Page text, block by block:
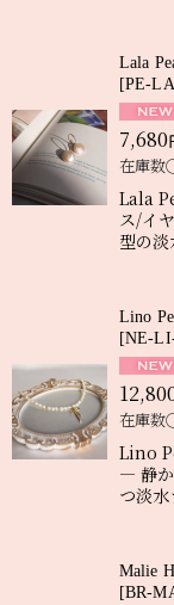
Lala
[PE-
7,680
在庫
Lala
ス/イ
型の
Lino
[NE-
在庫
Lino
― 静
つ淡
Malie
[BR-